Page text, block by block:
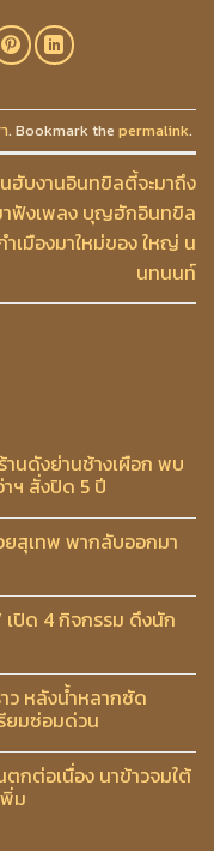
. Bookmark the permalink.
ฮับงานอินทขิลตี้จะมาถึง
าฟังเพลง บุญฮักอินทขิล
ำเมืองมาใหม่ของ ใหญ่ น
นทนนท์
านดังย่านช้างเผือก พบ
ฯ สั่งปิด 5 ปี
สุเทพ พากลับออกมา
เปิด 4 กิจกรรม ดึงนัก
ว หลังน้ำหลากซัด
ยมซ่อมด่วน
กต่อเนื่อง นาข้าวจมใต้
ม